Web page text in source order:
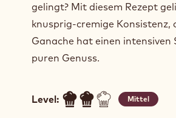
gelingt? Mit diesem Rezept
knusprig-cremige Konsistenz,
Ganache hat einen
puren Genuss.
Level: Mittel